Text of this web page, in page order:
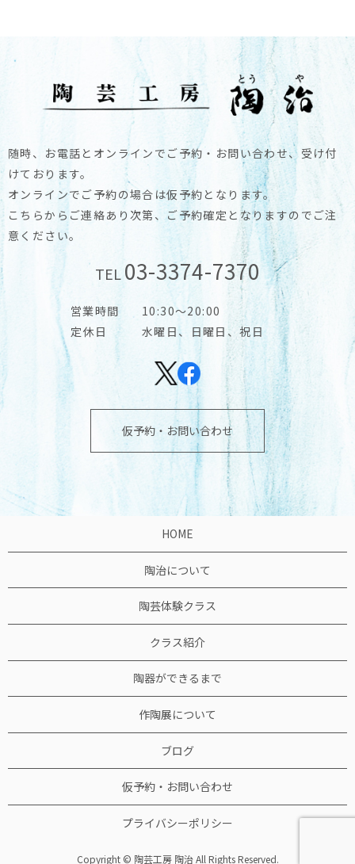
随時、お電話とオンラインでご予約・お問い合わせ、受け付
けております。
オンラインでご予約の場合は仮予約となります。
こちらからご連絡あり次第、ご予約確定となりますのでご注
意ください。
TEL03-3374-7370
営業時間
10:30～20:00
定休日
水曜日、日曜日、祝日
仮予約・お問い合わせ
HOME
陶治について
陶芸体験クラス
クラス紹介
陶器ができるまで
作陶展について
ブログ
仮予約・お問い合わせ
プライバシーポリシー
Copyright © 陶芸工房 陶治 All Rights Reserved.